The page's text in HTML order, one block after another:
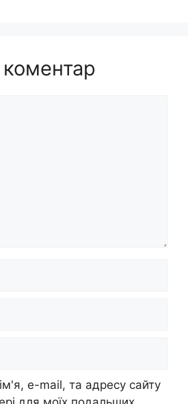
e-mail, та адресу сайту